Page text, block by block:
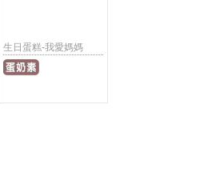
生日蛋糕-我愛媽媽